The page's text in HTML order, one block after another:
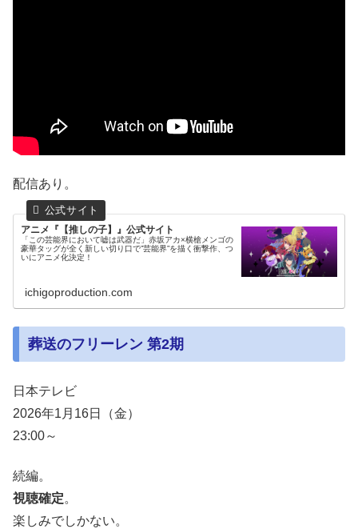
配信あり。
アニメ『【推しの子】』公式サイト
「この芸能界において嘘は武器だ」赤坂アカ×横槍メンゴの
豪華タッグが全く新しい切り口で”芸能界”を描く衝撃作、つ
いにアニメ化決定！
ichigoproduction.com
葬送のフリーレン 第2期
日本テレビ
2026年1月16日（金）
23:00～
続編。
視聴確定。
楽しみでしかない。